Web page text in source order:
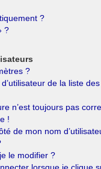
?
?
?
de la liste
n’est toujours pas
!
de mon nom
le modifier ?